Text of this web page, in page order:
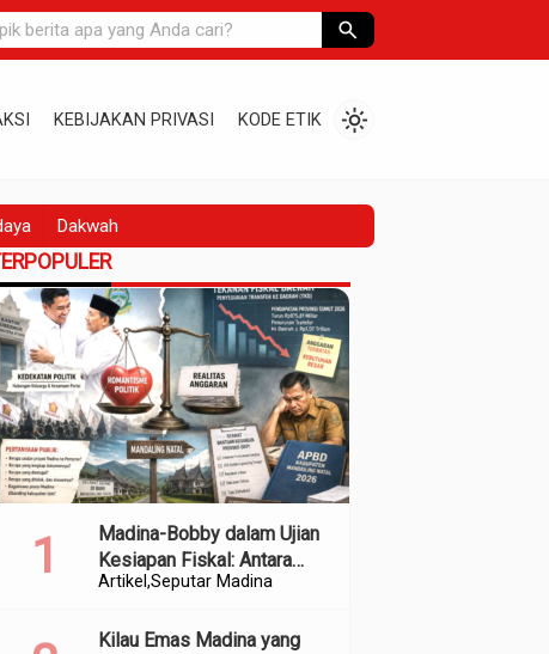
search
KEBIJAKAN PRIVASI KODE ETIK light_mode
Dakwah
Artikel Seputar Madina
Madina-Bobby dalam Ujian
Kesiapan Fiskal: Antara
Kedekatan Politik dan
Kilau Emas Madina yang